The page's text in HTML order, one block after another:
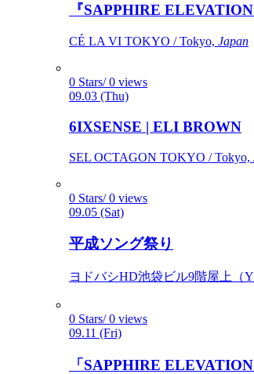
『SAPPHIRE
CÉ LA VI TOKYO / Tokyo, Japan
0 Stars/ 0 views
09.03 (Thu)
6IXSENSE | ELI BROWN
SEL OCTAGON TOKYO / Tokyo,
0 Stars/ 0 views
09.05 (Sat)
平成ソング祭り
ヨドバシHD池袋ビル9階屋上（
0 Stars/ 0 views
09.11 (Fri)
「SAPPHIRE